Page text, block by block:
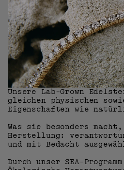
Unsere Lab-Grown
gleichen physischen
Eigenschaften wie
Was sie besonders
Herstellung:
und mit Bedacht
Durch unser SEA-